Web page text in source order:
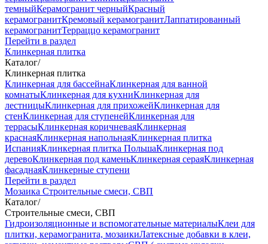
темныйКерамогранит черныйКрасный
керамогранитКремовый керамогранитЛаппатированный
керамогранитТерраццо керамогранит
Перейти в раздел
Клинкерная плитка
Каталог/
Клинкерная плитка
Клинкерная для бассейнаКлинкерная для ванной
комнатыКлинкерная для кухниКлинкерная для
лестницыКлинкерная для прихожейКлинкерная для
стенКлинкерная для ступенейКлинкерная для
террасыКлинкерная коричневаяКлинкерная
краснаяКлинкерная напольнаяКлинкерная плитка
ИспанияКлинкерная плитка ПольшаКлинкерная под
деревоКлинкерная под каменьКлинкерная сераяКлинкерная
фасаднаяКлинкерные ступени
Перейти в раздел
Мозаика Строительные смеси, СВП
Каталог/
Строительные смеси, СВП
Гидроизоляционные и вспомогательные материалыКлеи для
плитки, керамогранита, мозаикиЛатексные добавки в клеи,